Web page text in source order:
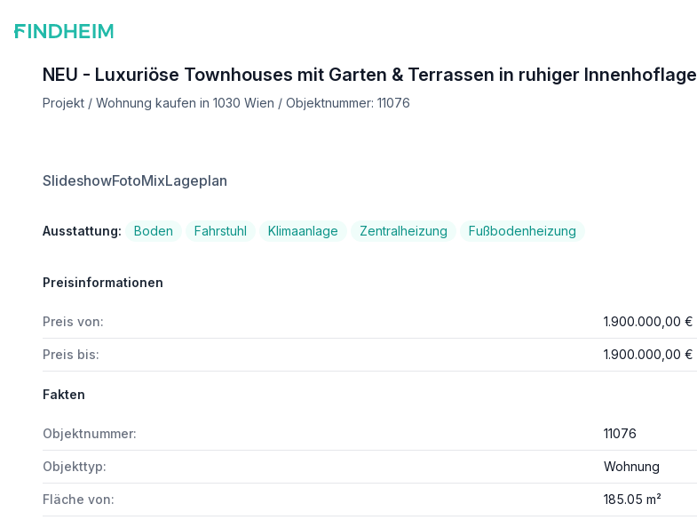
NEU - Luxuriöse Townhouses mit Garten & Terrassen in ruhiger Innenhoflage
Projekt / Wohnung kaufen in 1030 Wien / Objektnummer: 11076
SlideshowFotoMixLageplan
Ausstattung: Boden Fahrstuhl Klimaanlage Zentralheizung Fußbodenheizung
Preisinformationen
Preis von: 1.900.000,00 €
Preis bis: 1.900.000,00 €
Fakten
Objektnummer: 11076
Objekttyp: Wohnung
Fläche von: 185.05 m²